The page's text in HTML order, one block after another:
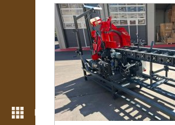
Mais funcionalidades